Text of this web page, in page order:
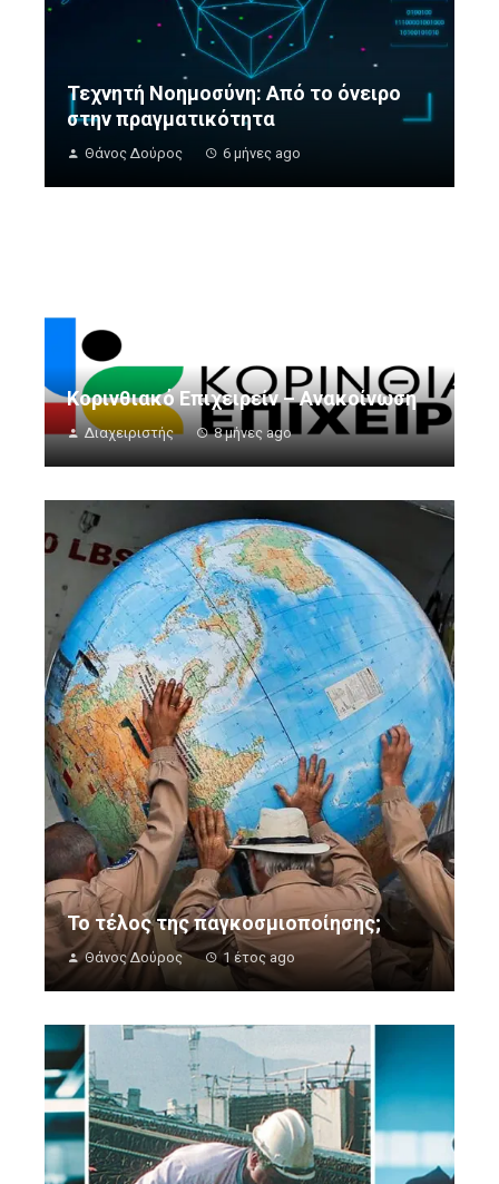
Τεχνητή Νοημοσύνη: Από το όνειρο
στην πραγματικότητα
Θάνος Δούρος 6 μήνες ago
Κορινθιακό Επιχειρείν – Ανακοίνωση
Διαχειριστής 8 μήνες ago
Το τέλος της παγκοσμιοποίησης;
Θάνος Δούρος 1 έτος ago